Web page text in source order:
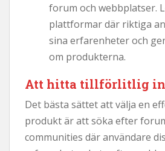
forum och webbplatser.
plattformar där riktiga
sina erfarenheter och
om produkterna.
Att hitta tillförlitlig
Det bästa sättet att välja en
produkt är att söka efter
communities där användare